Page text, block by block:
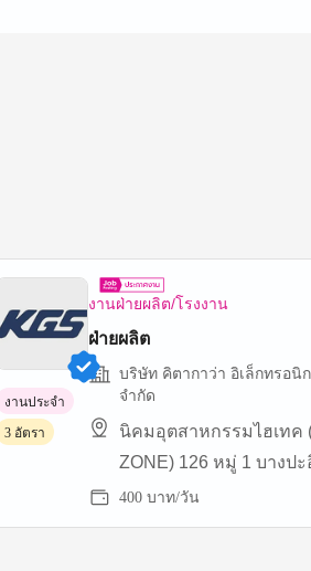
งานฝ่ายผลิต/โรงงาน
ฝ่ายผลิต
บริษัท คิตากาว่า อิเล็กทรอนิ
จำกัด
นิคมอุตสาหกรรมไฮเทค
ZONE) 126 หมู่ 1
400 บาท/วัน
งานประจำ
3 อัตรา